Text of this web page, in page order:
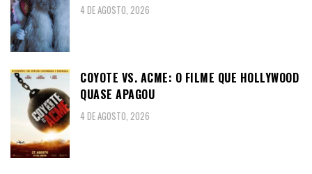
4 DE AGOSTO, 2026
COYOTE VS. ACME: O FILME QUE HOLLYWOOD
QUASE APAGOU
4 DE AGOSTO, 2026